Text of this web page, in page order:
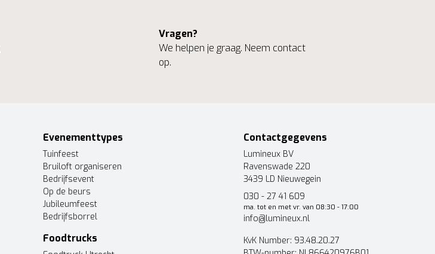
Vragen?
We helpen je graag. Neem contact
op.
Evenementtypes
Tuinfeest
Bruiloft organiseren
Bedrijfsevent
Op de beurs
Jubileumfeest
Bedrijfsborrel
Foodtrucks
Contactgegevens
Lumineux BV
Ravenswade 220
3439 LD Nieuwegein
030 - 27 41 609
ma. tot en met vr. van 08:30 - 17:00
info@lumineux.nl
KvK Number: 93.48.20.27